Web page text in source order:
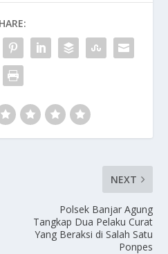
NEXT
Polsek Banjar Agung
Tangkap Dua Pelaku Curat
Yang Beraksi di Salah Satu
Ponpes